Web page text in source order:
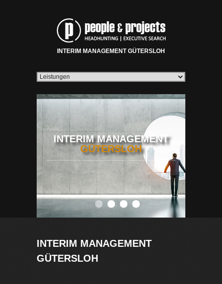
INTERIM MANAGEMENT GÜTERSLOH
INTERIM MANAGEMENT
GÜTERSLOH
0
INTERIM MANAGEMENT
GÜTERSLOH